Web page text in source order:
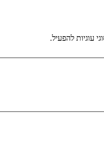
עוגיות להפעיל.